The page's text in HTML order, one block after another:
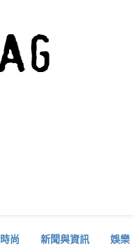
尚 新聞與資訊 娛樂